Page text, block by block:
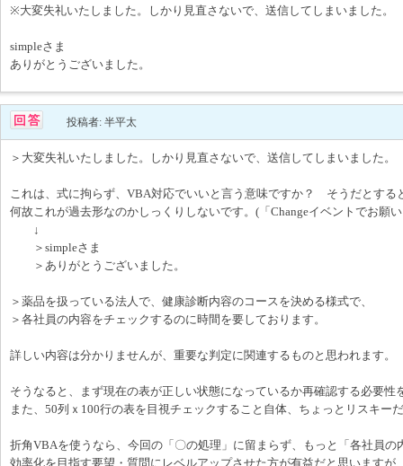
※大変失礼いたしました。しかり見直さないで、送信してしまいました。
simpleさま
ありがとうございました。
投稿者: 半平太
＞大変失礼いたしました。しかり見直さないで、送信してしまいました。
これは、式に拘らず、VBA対応でいいと言う意味ですか？ そうだとする
何故これが過去形なのかしっくりしないです。(「Changeイベントでお願
↓
＞simpleさま
＞ありがとうございました。
＞薬品を扱っている法人で、健康診断内容のコースを決める様式で、
＞各社員の内容をチェックするのに時間を要しております。
詳しい内容は分かりませんが、重要な判定に関連するものと思われます。
そうなると、まず現在の表が正しい状態になっているか再確認する必要性
また、50列ｘ100行の表を目視チェックすること自体、ちょっとリスキー
折角VBAを使うなら、今回の「〇の処理」に留まらず、もっと「各社員の
効率化を目指す要望・質問にレベルアップさせた方が有益だと思いますが